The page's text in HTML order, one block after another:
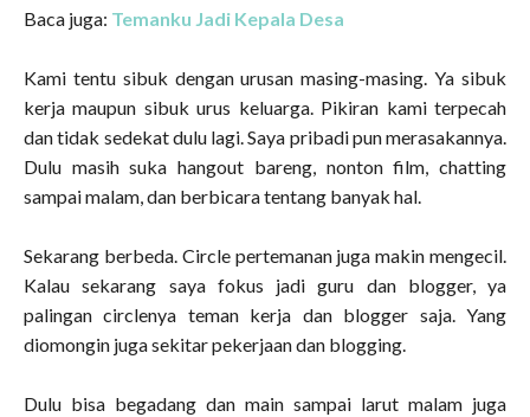
Baca juga: Temanku Jadi Kepala Desa
Kami tentu sibuk dengan urusan masing-masing. Ya sibuk
kerja maupun sibuk urus keluarga. Pikiran kami terpecah
dan tidak sedekat dulu lagi. Saya pribadi pun merasakannya.
Dulu masih suka hangout bareng, nonton film, chatting
sampai malam, dan berbicara tentang banyak hal.
Sekarang berbeda. Circle pertemanan juga makin mengecil.
Kalau sekarang saya fokus jadi guru dan blogger, ya
palingan circlenya teman kerja dan blogger saja. Yang
diomongin juga sekitar pekerjaan dan blogging.
Dulu bisa begadang dan main sampai larut malam juga